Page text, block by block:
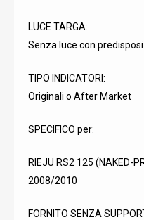
LUCE TARGA:
Senza luce con
TIPO INDICATORI:
Originali o After Market
SPECIFICO per:
RIEJU RS2 125 (NAKED-
2008/2010
FORNITO SENZA